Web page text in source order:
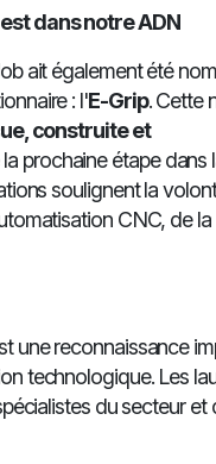
dans notre ADN
ait également été
: l'E-Grip. Cette
construite et
prochaine étape dans
soulignent la
CNC, de la
une reconnaissance
technologique. Les
du secteur et